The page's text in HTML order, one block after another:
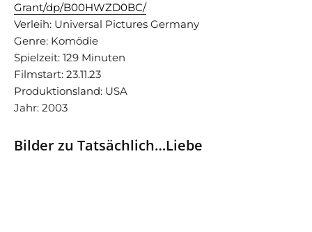
Grant/dp/B00HWZD0BC/
Verleih: Universal Pictures Germany
Genre: Komödie
Spielzeit: 129 Minuten
Filmstart: 23.11.23
Produktionsland: USA
Jahr: 2003
Bilder zu Tatsächlich…Liebe